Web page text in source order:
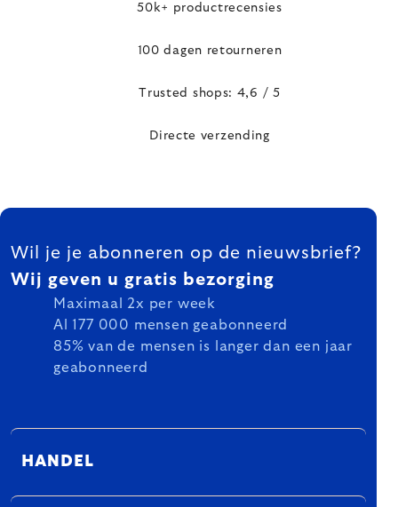
50k+ productrecensies
100 dagen retourneren
Trusted shops: 4,6 / 5
Directe verzending
FOOTER
Wil je je abonneren op de nieuwsbrief?
Wij geven u gratis bezorging
Maximaal 2x per week
Al 177 000 mensen geabonneerd
85% van de mensen is langer dan een jaar
geabonneerd
HANDEL